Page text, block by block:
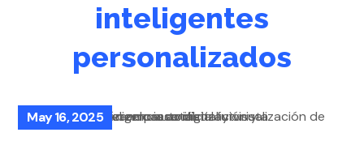
inteligentes
personalizados
May 16, 2025